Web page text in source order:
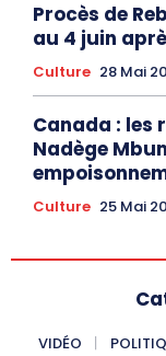
Procès de
au 4 juin
Culture 28 Mai
Canada : les
Nadège
Culture 25 Mai
VIDÉO